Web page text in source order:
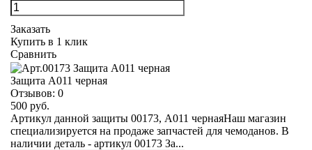
Заказать
Купить в 1 клик
Сравнить
Защита А011 черная
Отзывов: 0
500 руб.
Артикул данной защиты 00173, А011 чернаяНаш магазин
специализируется на продаже запчастей для чемоданов. В
наличии деталь - артикул 00173 За...